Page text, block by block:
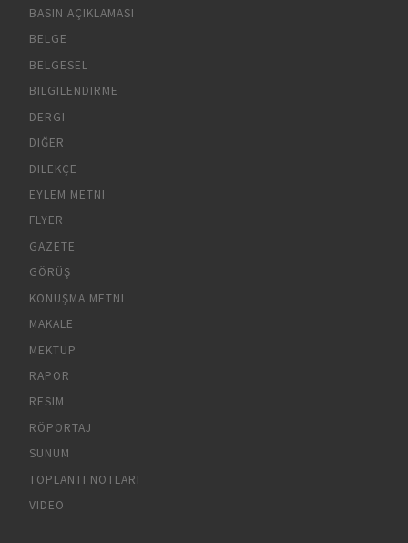
BASIN AÇIKLAMASI
BELGE
BELGESEL
BILGILENDIRME
DERGI
DIĞER
DILEKÇE
EYLEM METNI
FLYER
GAZETE
GÖRÜŞ
KONUŞMA METNI
MAKALE
MEKTUP
RAPOR
RESIM
RÖPORTAJ
SUNUM
TOPLANTI NOTLARI
VIDEO